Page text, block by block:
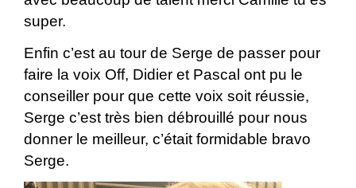
super.
Enfin c’est au tour de Serge de passer pour
faire la voix Off, Didier et Pascal ont pu le
conseiller pour que cette voix soit réussie,
Serge c’est très bien débrouillé pour nous
donner le meilleur, c’était formidable bravo
Serge.